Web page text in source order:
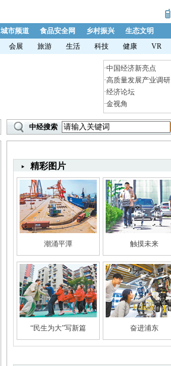
城市频道 食品安全网 乡村振兴
生态文明
会展 旅游 生活 科技 健康 VR
·中国经济新亮点
·高质量发展产业调研
·经济论坛
·金视角
中经搜索
精彩图片
潮涌平潭 触摸未来
“民生为大”写新篇 奋进浦东